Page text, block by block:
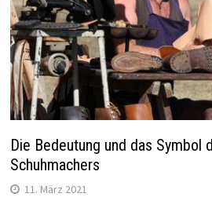
Die Bedeutung und das Symbol
Schuhmachers
11. März 2021